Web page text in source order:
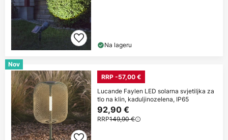
Na lageru
Nov
RRP -57,00 €
Lucande Faylen LED solarna svjetiljka za
tlo na klin, kaduljinozelena, IP65
92,90 €
RRP149,90 €